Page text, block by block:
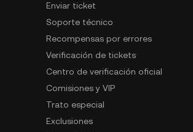
Enviar ticket
Soporte técnico
Recompensas por errores
Verificación de tickets
Centro de verificación oficial
Comisiones y VIP
Trato especial
Exclusiones